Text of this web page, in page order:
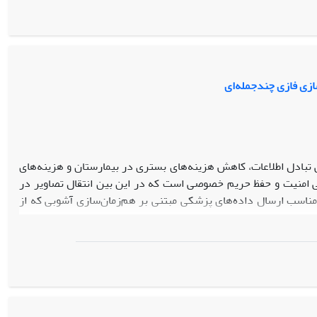
هزینه‌های اصلاح محصول، تلاش جهت طراحی مجدد و زمان عرضه
صنایع الکترونیک ایران پیاده‌سازی شده و با استفاده از آن طرح
فازی چندجمله‌ای
تبادل اطلاعات، کاهش هزینه‌های بستری در بیمارستان و هزینه‌های
امنیت و حفظ حریم خصوصی است که در این بین انتقال تصاویر در
ارسال داده‌های پزشکی مبتنی بر هم‌زمان‌سازی آشوبی که از
به‌عنوان حامل تصاویر پزشکی و بهره جستن از کنترل‌کننده
کاهش می‌دهد. در این طرح برای برقرارسازی پایداری سیستم
پایه مدل فازی چندجمله‌ای و کشف خطای آن یک روش ماسک‌گذاری